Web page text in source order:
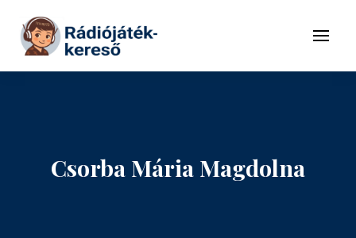
Tovább a tartalomhoz
Menü
Csorba Mária Magdolna